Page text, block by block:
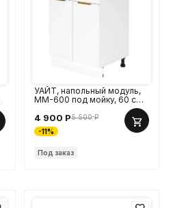
УАЙТ, напольный модуль,
ММ-600 под мойку, 60 см,
4 900 Р5 500 Р
-11%
Под заказ